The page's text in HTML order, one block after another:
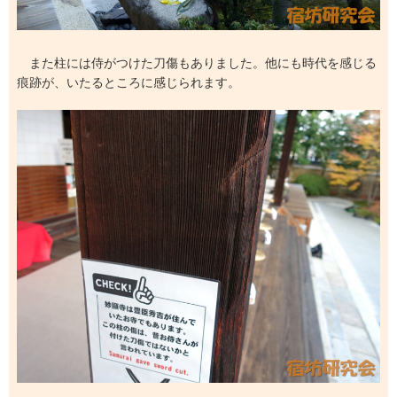
また柱には侍がつけた刀傷もありました。他にも時代を感じる
痕跡が、いたるところに感じられます。